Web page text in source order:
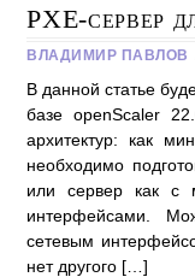
PXE-сервер
ВЛАДИМИР ПАВЛОВ
В данной статье
базе openScaler
архитектур: как
необходимо
или сервер как с
интерфейсами.
сетевым
нет другого […]